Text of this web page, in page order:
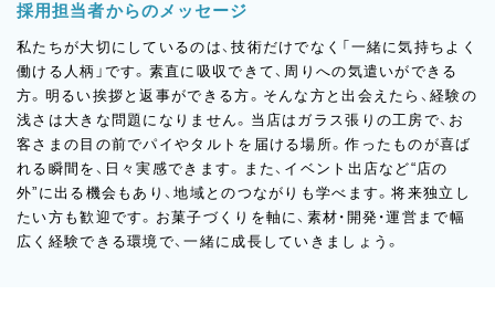
採用担当者からのメッセージ
私たちが大切にしているのは、技術だけでなく「一緒に気持ちよく
働ける人柄」です。素直に吸収できて、周りへの気遣いができる
方。明るい挨拶と返事ができる方。そんな方と出会えたら、経験の
浅さは大きな問題になりません。当店はガラス張りの工房で、お
客さまの目の前でパイやタルトを届ける場所。作ったものが喜ば
れる瞬間を、日々実感できます。また、イベント出店など“店の
外”に出る機会もあり、地域とのつながりも学べます。将来独立し
たい方も歓迎です。お菓子づくりを軸に、素材・開発・運営まで幅
広く経験できる環境で、一緒に成長していきましょう。